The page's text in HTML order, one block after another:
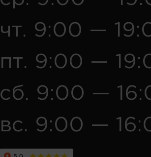
чт. 9:00 —
пт. 9:00 —
сб. 9:00 —
вс. 9:00 —